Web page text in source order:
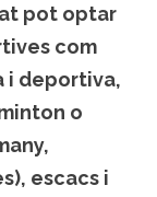
pot optar
com
i deportiva,
o
escacs i